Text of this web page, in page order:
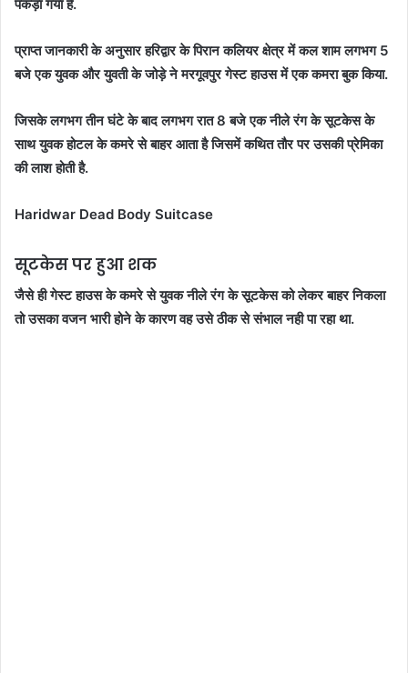
पकड़ा गया है.
प्राप्त जानकारी के अनुसार हरिद्वार के पिरान कलियर क्षेत्र में कल शाम लगभग 5
बजे एक युवक और युवती के जोड़े ने मरगूवपुर गेस्ट हाउस में एक कमरा बुक किया.
जिसके लगभग तीन घंटे के बाद लगभग रात 8 बजे एक नीले रंग के सूटकेस के
साथ युवक होटल के कमरे से बाहर आता है जिसमें कथित तौर पर उसकी प्रेमिका
की लाश होती है.
Haridwar Dead Body Suitcase
सूटकेस पर हुआ शक
जैसे ही गेस्ट हाउस के कमरे से युवक नीले रंग के सूटकेस को लेकर बाहर निकला
तो उसका वजन भारी होने के कारण वह उसे ठीक से संभाल नही पा रहा था.